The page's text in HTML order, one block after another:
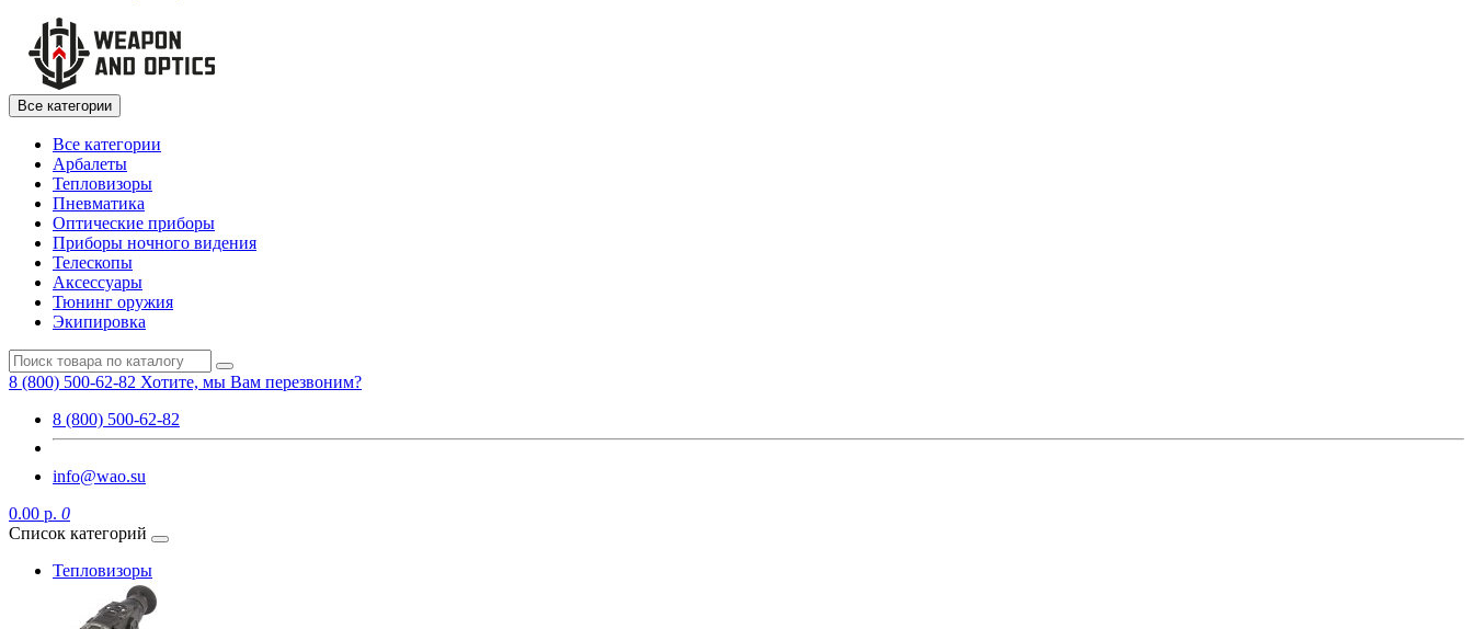
Все категории
Все категории
Арбалеты
Тепловизоры
Пневматика
Оптические приборы
Приборы ночного видения
Телескопы
Аксессуары
Тюнинг оружия
Экипировка
8 (800) 500-62-82 Хотите, мы Вам перезвоним?
8 (800) 500-62-82
info@wao.su
0.00 р. 0
Список категорий
Тепловизоры